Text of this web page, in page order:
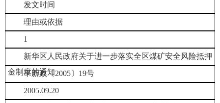
发文时间
理由或依据
1
新华区人民政府关于进一步落实全区煤矿安全风险抵押
金制度的通知
平新政〔2005〕19号
2005.09.20